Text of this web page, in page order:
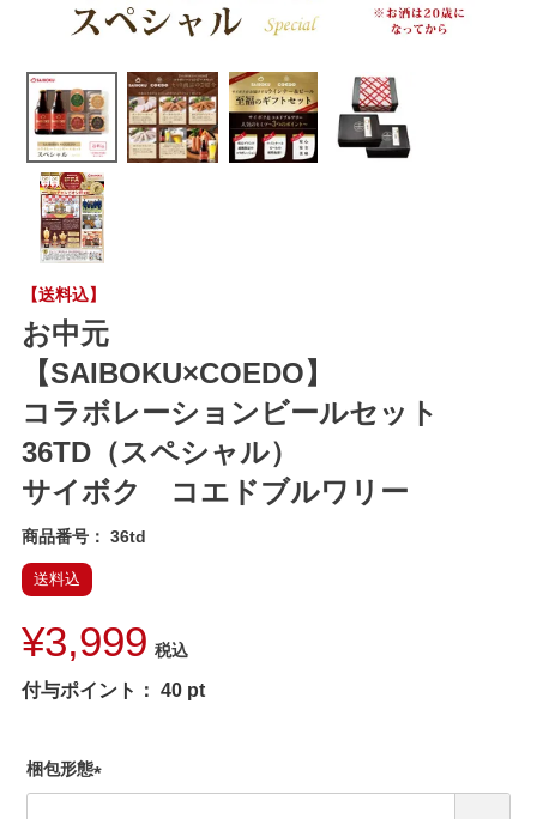
【送料込】
お中元
【SAIBOKU×COEDO】
コラボレーションビールセット
36TD（スペシャル）
サイボク コエドブルワリー
商品番号 36td
送料込
¥3,999 税込
付与ポイント： 40 pt
梱包形態